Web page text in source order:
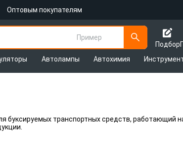
Оптовым покупателям
Пример
Подбор
Автолампы Автохимия
буксируемых транспортных средств, работающий